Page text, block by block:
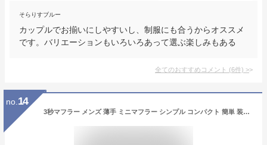
そらりすブルー
カップルでお揃いにしやすいし、制服にも合うからオススメ
です。バリエーションもいろいろあって選ぶ楽しみもある
全てのおすすめコメント (6件) >
no. 14
3秒マフラー メンズ 薄手 ミニマフラー シンプル コンパクト 簡単 装着 日本製 秋冬 防寒 ストール ビジネス カジュアル リバーシブル Tps-020 新生活［タバラット］